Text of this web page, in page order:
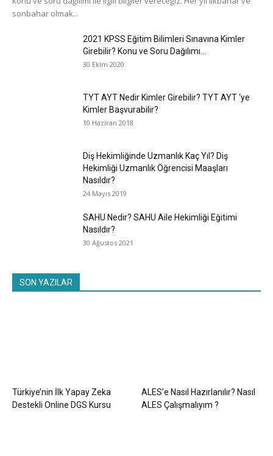
sonbahar olmak...
2021 KPSS Eğitim Bilimleri Sınavına Kimler
Girebilir? Konu ve Soru Dağılımı...
30 Ekim 2020
TYT AYT Nedir Kimler Girebilir? TYT AYT ‘ye
Kimler Başvurabilir?
10 Haziran 2018
Diş Hekimliğinde Uzmanlık Kaç Yıl? Diş
Hekimliği Uzmanlık Öğrencisi Maaşları
Nasıldır?
24 Mayıs 2019
SAHU Nedir? SAHU Aile Hekimliği Eğitimi
Nasıldır?
30 Ağustos 2021
SON YAZILAR
Türkiye’nin İlk Yapay Zeka
Destekli Online DGS Kursu
ALES’e Nasıl Hazırlanılır? Nasıl
ALES Çalışmalıyım ?